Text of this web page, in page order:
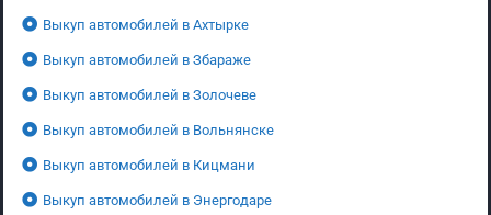
Выкуп автомобилей в Ахтырке
Выкуп автомобилей в Збараже
Выкуп автомобилей в Золочеве
Выкуп автомобилей в Вольнянске
Выкуп автомобилей в Кицмани
Выкуп автомобилей в Энергодаре